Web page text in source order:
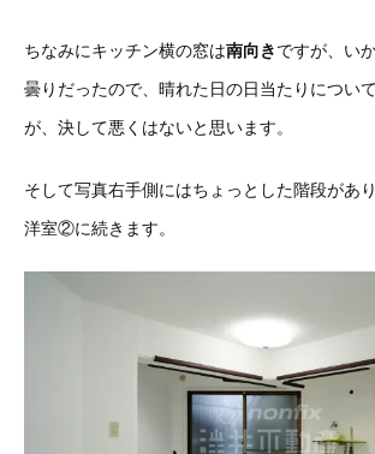
ちなみにキッチン横の窓は南向きですが、い
曇りだったので、晴れた日の日当たりについ
が、決して悪くはないと思います。
そして写真右手側にはちょっとした階段があ
洋室②に続きます。